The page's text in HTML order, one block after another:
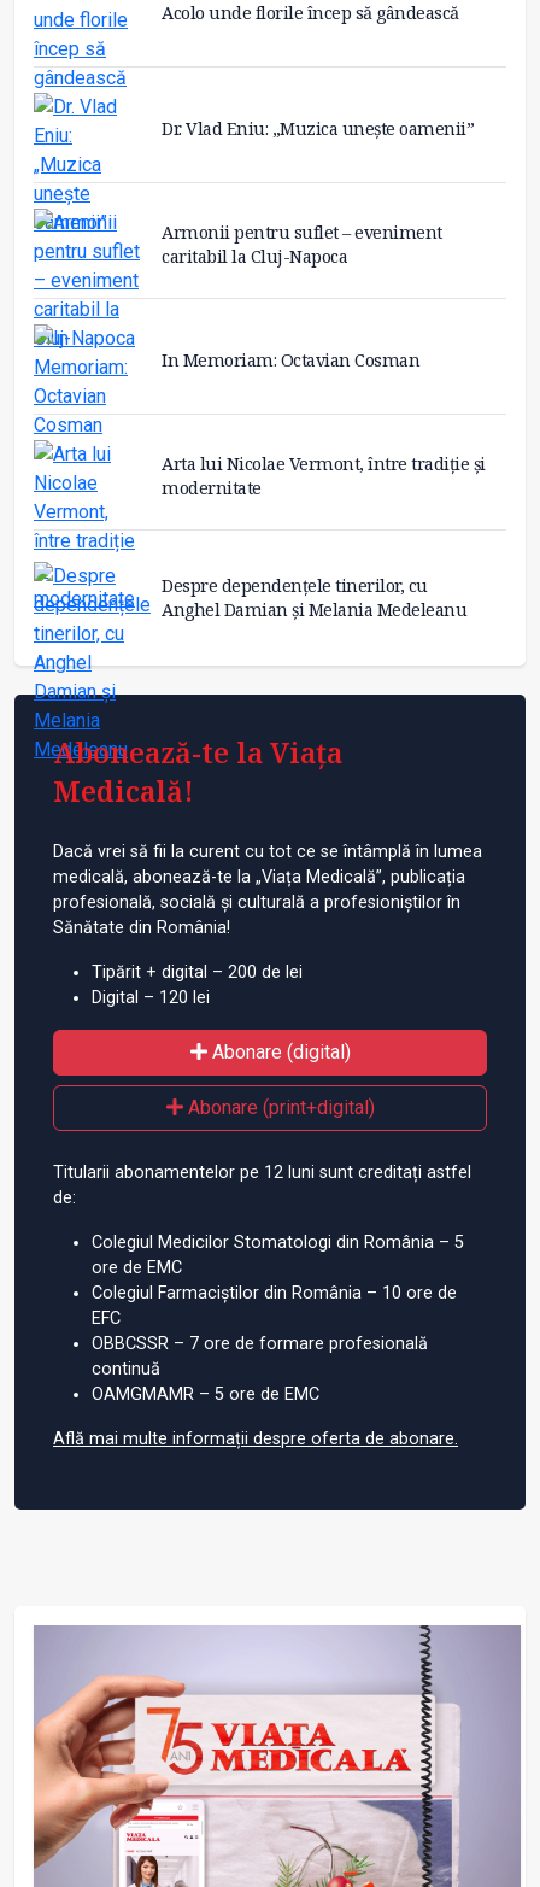
Acolo unde florile încep să gândească
Dr. Vlad Eniu: „Muzica unește oamenii”
Armonii pentru suflet – eveniment
caritabil la Cluj-Napoca
In Memoriam: Octavian Cosman
Arta lui Nicolae Vermont, între tradiție și
modernitate
Despre dependențele tinerilor, cu
Anghel Damian și Melania Medeleanu
Abonează-te la Viața
Medicală!
Dacă vrei să fii la curent cu tot ce se întâmplă în lumea
medicală, abonează-te la „Viața Medicală”, publicația
profesională, socială și culturală a profesioniștilor în
Sănătate din România!
Tipărit + digital – 200 de lei
Digital – 120 lei
Abonare (digital)
Abonare (print+digital)
Titularii abonamentelor pe 12 luni sunt creditați astfel
de:
Colegiul Medicilor Stomatologi din România – 5
ore de EMC
Colegiul Farmaciștilor din România – 10 ore de
EFC
OBBCSSR – 7 ore de formare profesională
continuă
OAMGMAMR – 5 ore de EMC
Află mai multe informații despre oferta de abonare.